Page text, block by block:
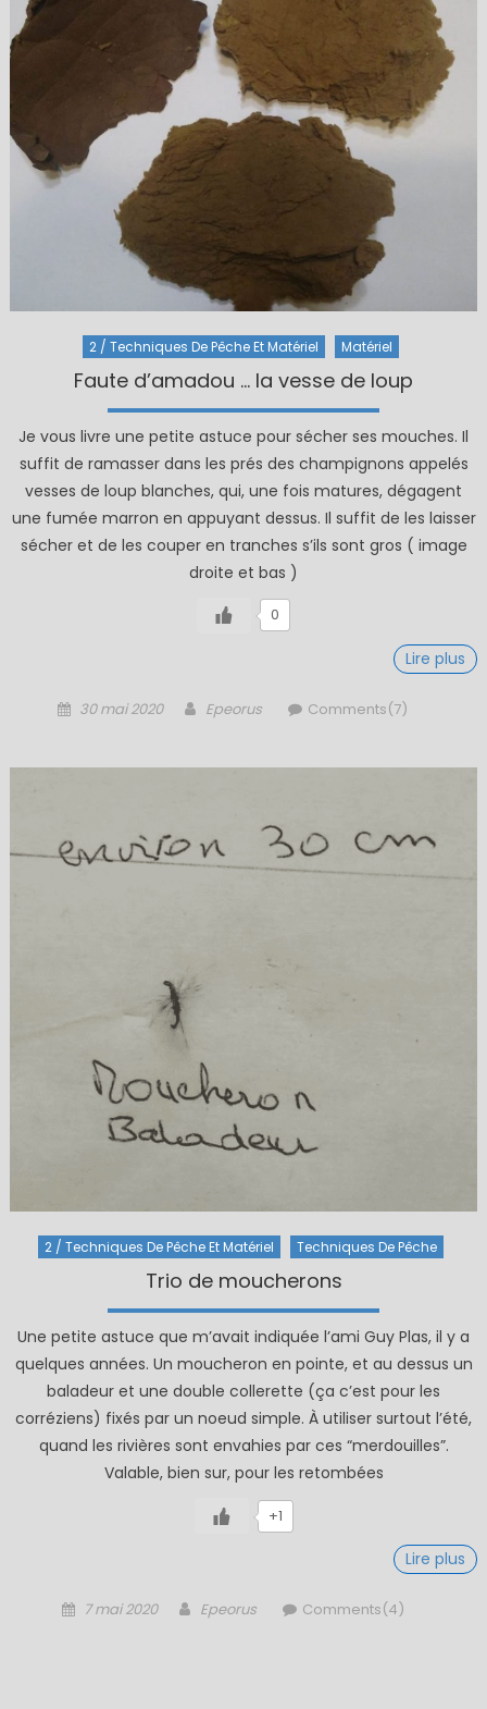
2 / Techniques De Pêche Et Matériel Matériel
Faute d’amadou … la vesse de loup
Je vous livre une petite astuce pour sécher ses mouches. Il
suffit de ramasser dans les prés des champignons appelés
vesses de loup blanches, qui, une fois matures, dégagent
une fumée marron en appuyant dessus. Il suffit de les laisser
sécher et de les couper en tranches s’ils sont gros ( image
droite et bas )
0
Lire plus
Posted
30 mai 2020 Author
Epeorus Comments(7)
2 / Techniques De Pêche Et Matériel Techniques De Pêche
Trio de moucherons
Une petite astuce que m’avait indiquée l’ami Guy Plas, il y a
quelques années. Un moucheron en pointe, et au dessus un
baladeur et une double collerette (ça c’est pour les
corréziens) fixés par un noeud simple. À utiliser surtout l’été,
quand les rivières sont envahies par ces “merdouilles”.
Valable, bien sur, pour les retombées
+1
Lire plus
Posted
7 mai 2020 Author
Epeorus Comments(4)